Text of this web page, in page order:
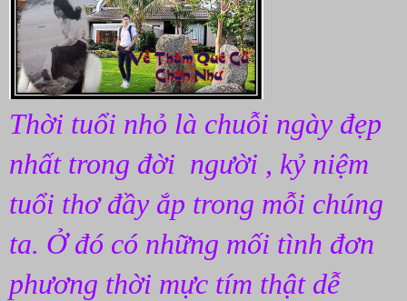
Thời tuổi nhỏ là chuỗi ngày đẹp
nhất trong đời  người , kỷ niệm
tuổi thơ đầy ắp trong mỗi chúng
ta. Ở đó có những mối tình đơn
phương thời mực tím thật dễ